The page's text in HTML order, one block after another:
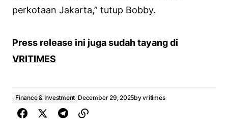
perkotaan Jakarta,” tutup Bobby.
Press release ini juga sudah tayang di
VRITIMES
Finance & Investment December 29, 2025byvritimes